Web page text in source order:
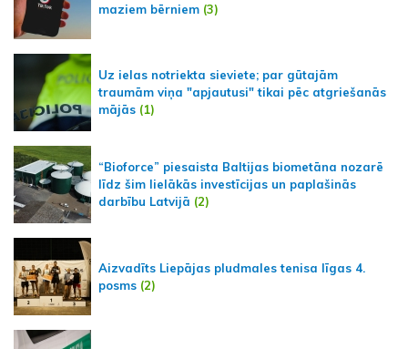
maziem bērniem (3)
Uz ielas notriekta sieviete; par gūtajām
traumām viņa "apjautusi" tikai pēc atgriešanās
mājās (1)
“Bioforce” piesaista Baltijas biometāna nozarē
līdz šim lielākās investīcijas un paplašinās
darbību Latvijā (2)
Aizvadīts Liepājas pludmales tenisa līgas 4.
posms (2)